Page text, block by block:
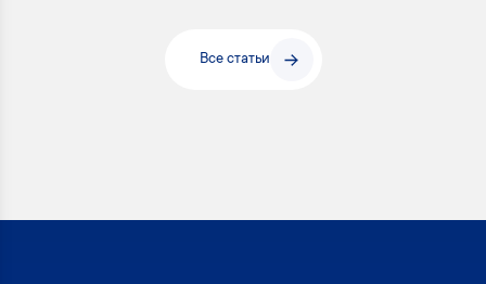
Все статьи